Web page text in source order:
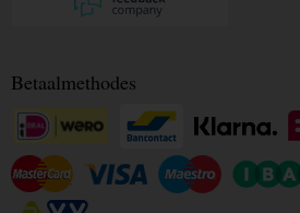
Betaalmethodes